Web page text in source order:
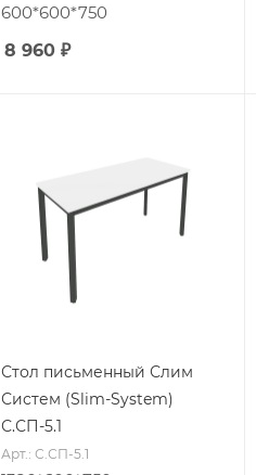
600*600*750
8 960 ₽
Стол письменный Слим
Систем (Slim-System)
С.СП-5.1
Арт.: С.СП-5.1